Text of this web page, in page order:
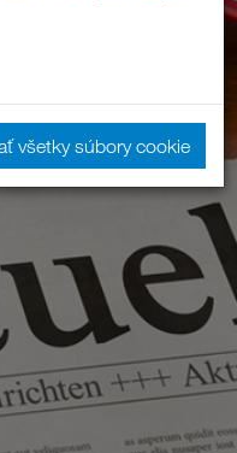
všetky súbory cookie